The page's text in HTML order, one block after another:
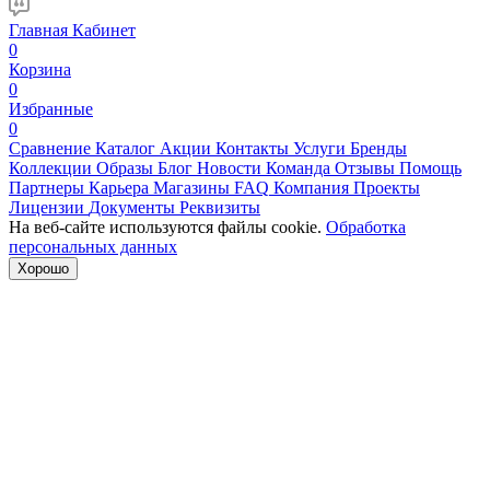
Главная Кабинет
0
Корзина
0
Избранные
0
Сравнение Каталог Акции Контакты Услуги Бренды
Коллекции Образы Блог Новости Команда Отзывы Помощь
Партнеры Карьера Магазины FAQ Компания Проекты
Лицензии Документы Реквизиты
На веб-сайте используются файлы cookie. Обработка
персональных данных
Хорошо